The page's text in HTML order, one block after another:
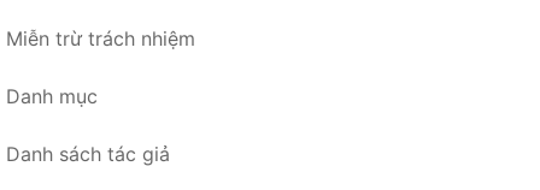
Miễn trừ trách nhiệm
Danh mục
Danh sách tác giả